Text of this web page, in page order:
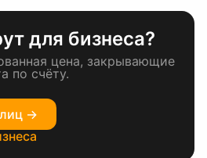
для бизнеса?
цена, закрывающие
по счёту.
→